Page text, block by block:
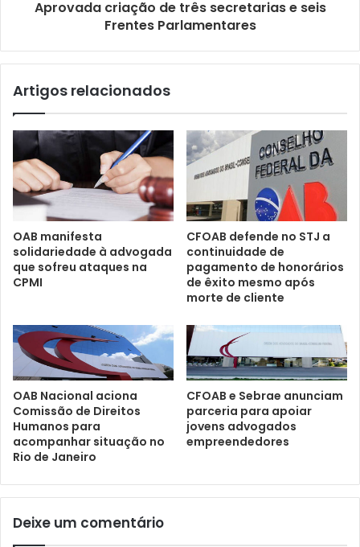
Aprovada criação de três secretarias e seis
Frentes Parlamentares
Artigos relacionados
OAB manifesta
solidariedade à advogada
que sofreu ataques na
CPMI
CFOAB defende no STJ a
continuidade de
pagamento de honorários
de êxito mesmo após
morte de cliente
OAB Nacional aciona
Comissão de Direitos
Humanos para
acompanhar situação no
Rio de Janeiro
CFOAB e Sebrae anunciam
parceria para apoiar
jovens advogados
empreendedores
Deixe um comentário